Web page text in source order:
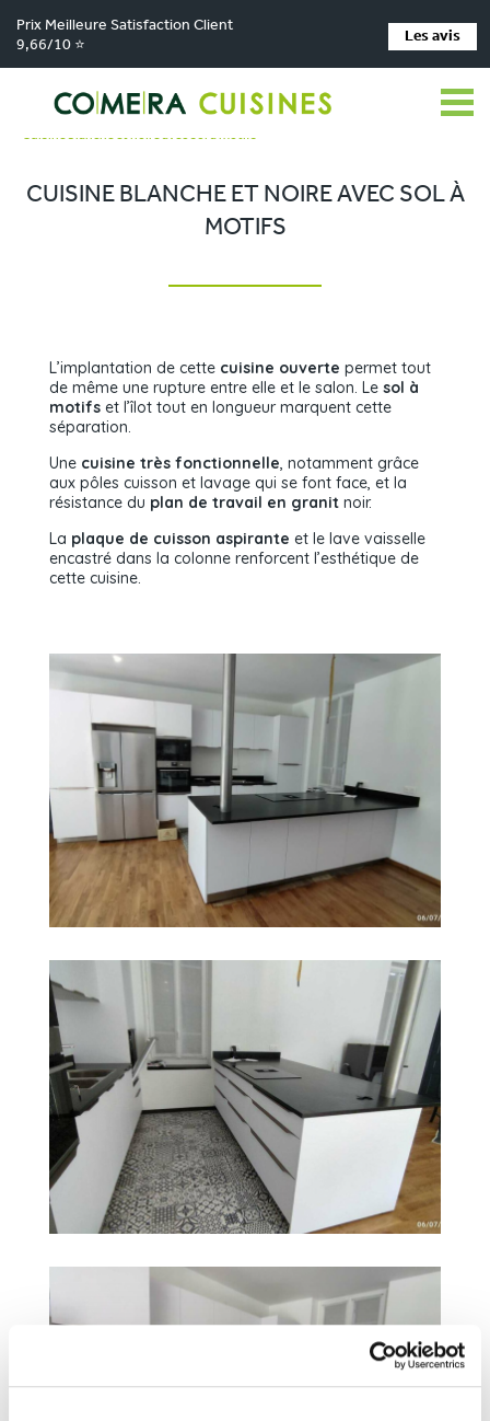
Prix Meilleure Satisfaction Client
9,66/10 ⭐
Les avis
Comera Cuisines > Nos magasins de cuisine >
Cuisiniste Capdenac-le-Haut > Réalisations >
Cuisine blanche et noire avec sol à motifs
CUISINE BLANCHE ET NOIRE AVEC SOL À
MOTIFS
L’implantation de cette cuisine ouverte permet tout
de même une rupture entre elle et le salon. Le sol à
motifs et l’îlot tout en longueur marquent cette
séparation.
Une cuisine très fonctionnelle, notamment grâce
aux pôles cuisson et lavage qui se font face, et la
résistance du plan de travail en granit noir.
La plaque de cuisson aspirante et le lave vaisselle
encastré dans la colonne renforcent l’esthétique de
cette cuisine.